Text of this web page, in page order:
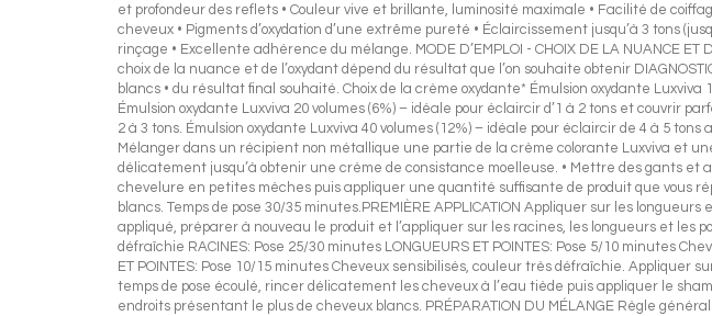
et profondeur des reflets • Couleur vive et brillante, luminosité maximale • Facilité de
cheveux • Pigments d’oxydation d’une extrême pureté • Éclaircissement jusqu’à 3 tons
rinçage • Excellente adhérence du mélange. MODE D’EMPLOI - CHOIX DE LA NUANCE
choix de la nuance et de l’oxydant dépend du résultat que l’on souhaite obtenir
blancs • du résultat final souhaité. Choix de la crème oxydante* Émulsion oxydante
Émulsion oxydante Luxviva 20 volumes (6%) – idéale pour éclaircir d’1 à 2 tons et couvrir
2 à 3 tons. Émulsion oxydante Luxviva 40 volumes (12%) – idéale pour éclaircir de 4 à 5
Mélanger dans un récipient non métallique une partie de la crème colorante Luxviva et
délicatement jusqu’à obtenir une crème de consistance moelleuse. • Mettre des gants et
chevelure en petites mèches puis appliquer une quantité suffisante de produit que vous
blancs. Temps de pose 30/35 minutes.PREMIÈRE APPLICATION Appliquer sur les
appliqué, préparer à nouveau le produit et l’appliquer sur les racines, les longueurs et les
défraîchie RACINES: Pose 25/30 minutes LONGUEURS ET POINTES: Pose 5/10 minutes
ET POINTES: Pose 10/15 minutes Cheveux sensibilisés, couleur très défraîchie. Appliquer
temps de pose écoulé, rincer délicatement les cheveux à l’eau tiède puis appliquer le
endroits présentant le plus de cheveux blancs. PRÉPARATION DU MÉLANGE Règle